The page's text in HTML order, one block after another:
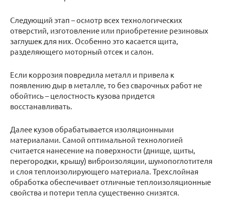
Следующий этап – осмотр всех технологических
отверстий, изготовление или приобретение резиновых
заглушек для них. Особенно это касается щита,
разделяющего моторный отсек и салон.
Если коррозия повредила металл и привела к
появлению дыр в металле, то без сварочных работ не
обойтись – целостность кузова придется
восстанавливать.
Далее кузов обрабатывается изоляционными
материалами. Самой оптимальной технологией
считается нанесение на поверхности (днище, щиты,
перегородки, крышу) виброизоляции, шумопоглотителя
и слоя теплоизолирующего материала. Трехслойная
обработка обеспечивает отличные теплоизоляционные
свойства и потери тепла существенно снизятся.